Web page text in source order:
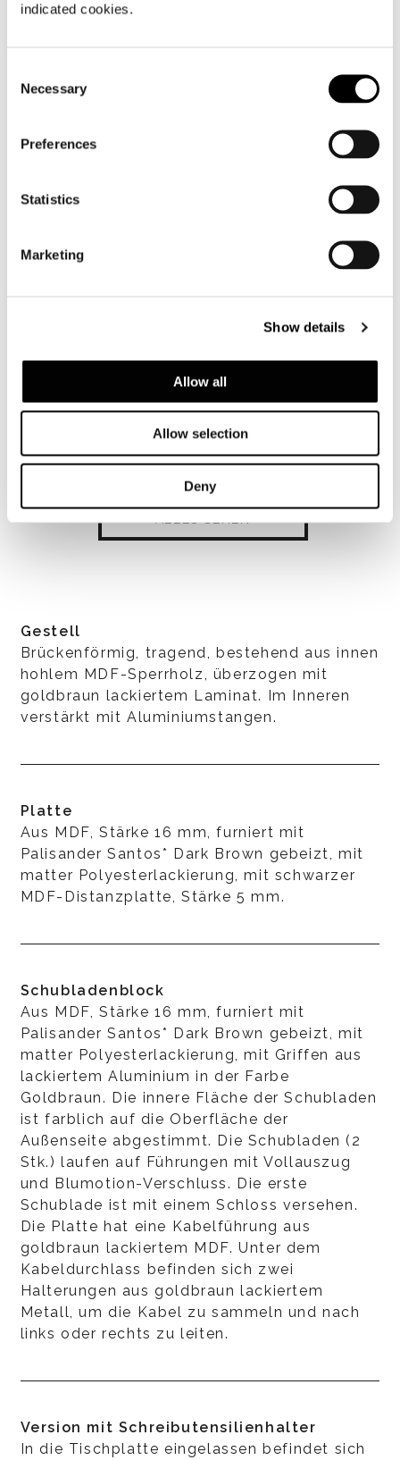
indicated cookies.
Selection
Necessary
Preferences
Statistics
Marketing
Show details
Allow all
Allow selection
Deny
Gestell
Brückenförmig, tragend, bestehend aus innen
hohlem MDF-Sperrholz, überzogen mit
goldbraun lackiertem Laminat. Im Inneren
verstärkt mit Aluminiumstangen.
Platte
Aus MDF, Stärke 16 mm, furniert mit
Palisander Santos* Dark Brown gebeizt, mit
matter Polyesterlackierung, mit schwarzer
MDF-Distanzplatte, Stärke 5 mm.
Schubladenblock
Aus MDF, Stärke 16 mm, furniert mit
Palisander Santos* Dark Brown gebeizt, mit
matter Polyesterlackierung, mit Griffen aus
lackiertem Aluminium in der Farbe
Goldbraun. Die innere Fläche der Schubladen
ist farblich auf die Oberfläche der
Außenseite abgestimmt. Die Schubladen (2
Stk.) laufen auf Führungen mit Vollauszug
und Blumotion-Verschluss. Die erste
Schublade ist mit einem Schloss versehen.
Die Platte hat eine Kabelführung aus
goldbraun lackiertem MDF. Unter dem
Kabeldurchlass befinden sich zwei
Halterungen aus goldbraun lackiertem
Metall, um die Kabel zu sammeln und nach
links oder rechts zu leiten.
Version mit Schreibutensilienhalter
In die Tischplatte eingelassen befindet sich